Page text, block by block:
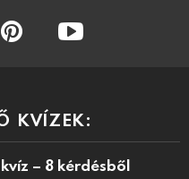
KVÍZEK:
– 8 kérdésből